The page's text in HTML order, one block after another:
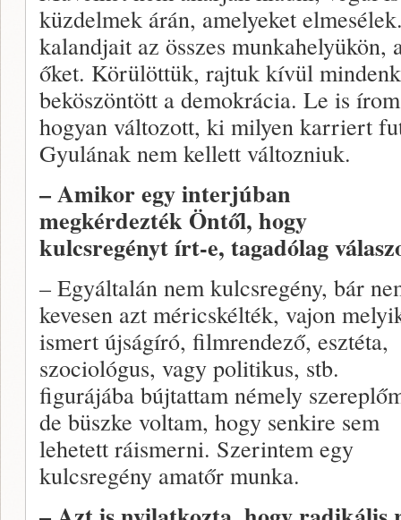
küzdelmek árán, amelyeket
kalandjait az összes
őket. Körülöttük, rajtuk kívül
beköszöntött a demokrácia. Le is
hogyan változott, ki milyen karriert
Gyulának nem kellett változniuk.
– Amikor egy interjúban
megkérdezték Öntől, hogy
kulcsregényt írt-e, tagadólag
– Egyáltalán nem kulcsregény, bár
kevesen azt méricskélték, vajon
ismert újságíró, filmrendező, esztéta,
szociológus, vagy politikus, stb.
figurájába bújtattam némely
de büszke voltam, hogy senkire sem
lehetett ráismerni. Szerintem egy
kulcsregény amatőr munka.